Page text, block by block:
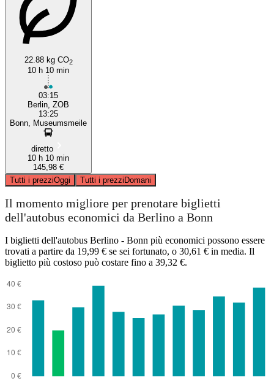
22.88 kg CO2
10 h 10 min
03:15
Berlin, ZOB
13:25
Bonn, Museumsmeile
diretto
10 h 10 min
145,98 €
Tutti i prezziOggi Tutti i prezziDomani
Il momento migliore per prenotare biglietti
dell'autobus economici da Berlino a Bonn
I biglietti dell'autobus Berlino - Bonn più economici possono essere
trovati a partire da 19,99 € se sei fortunato, o 30,61 € in media. Il
biglietto più costoso può costare fino a 39,32 €.